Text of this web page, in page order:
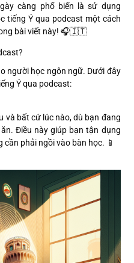
càng phổ biến là sử dụng
tiếng Ý qua podcast một cách
bài viết này! 🎧🇮🇹
người học ngôn ngữ. Dưới đây
Ý qua podcast:
và bất cứ lúc nào, dù bạn đang
Điều này giúp bạn tận dụng
phải ngồi vào bàn học. 📱